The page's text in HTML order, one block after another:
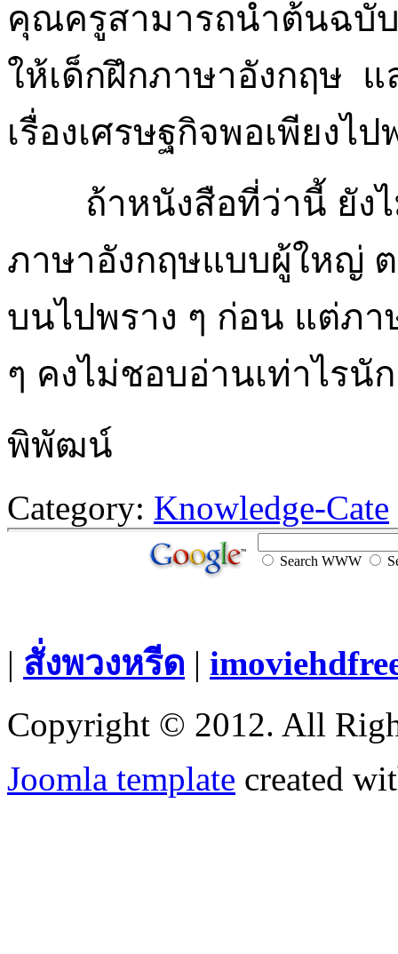
คุณครูสามารถนำต้นฉบับ
ให้เด็กฝึกภาษาอังกฤษ แ
เรื่องเศรษฐกิจพอเพียงไ
ถ้าหนังสือที่ว่านี้ ยังไ
ภาษาอังกฤษแบบผู้ใหญ่
บนไปพราง ๆ ก่อน แต่ภ
ๆ คงไม่ชอบอ่านเท่าไรนั
พิพัฒน์
Category: Knowledge-Cate
Search WWW
| สั่งพวงหรีด |
Copyright © 2012. All
Joomla template created